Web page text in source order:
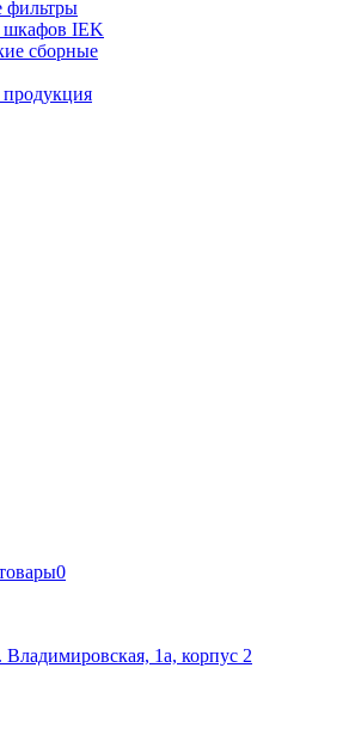
фильтры
шкафов IEK
сборные
продукция
0
Владимировская, 1а, корпус 2